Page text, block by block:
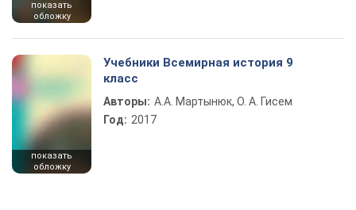
показать
обложку
показать
обложку
Учебники Всемирная история 9
класс
Авторы: А.А. Мартынюк, О. А. Гисем
Год: 2017